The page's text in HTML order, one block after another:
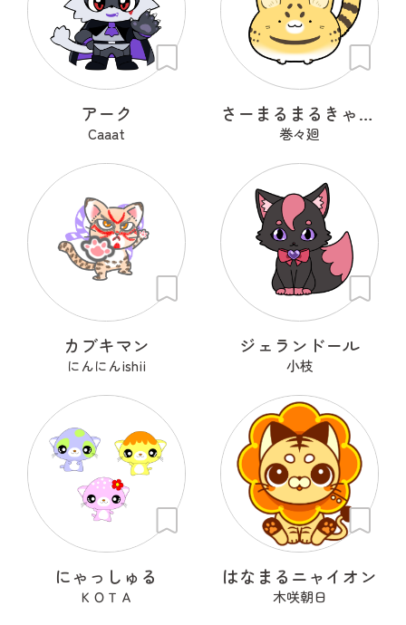
アーク
Caaat
さーまるまるきゃっと
巻々廻
カブキマン
にんにんishii
ジェランドール
小枝
にゃっしゅる
ＫＯＴＡ
はなまるニャイオン
木咲朝日